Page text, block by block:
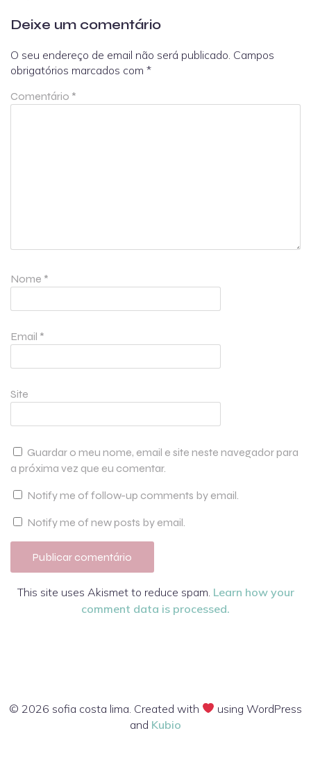
Deixe um comentário
O seu endereço de email não será publicado. Campos
obrigatórios marcados com *
Comentário *
Nome *
Email *
Site
Guardar o meu nome, email e site neste navegador para
a próxima vez que eu comentar.
Notify me of follow-up comments by email.
Notify me of new posts by email.
This site uses Akismet to reduce spam. Learn how your
comment data is processed.
© 2026 sofia costa lima. Created with
using WordPress
and Kubio